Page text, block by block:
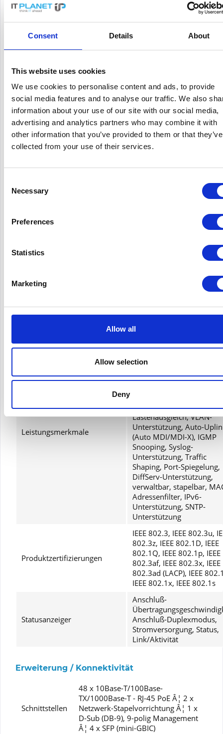
Consent Details About
This website uses cookies
We use cookies to personalise content and ads, to provide
social media features and to analyse our traffic. We also
information about your use of our site with our social media,
advertising and analytics partners who may combine it with
other information that you’ve provided to them or that they’ve
collected from your use of their services.
Selection
Necessary
Preferences
Statistics
Marketing
Allow all
Allow selection
Deny
x Höhe)
Gewicht
8.8 kg
Lokalisierung
Europa
Erweiterte Produktdetails
Allgemein
Gerätetyp
Switch - 48 Anschlüsse -
verwaltet - stapelbar
Art
Desktop 1U
Größe der MAC-
Remoteverwaltungsprotokoll
RMON 2, SNMP, RMON,
Telnet, SNMP 3, HTTP
Encryption Algorithm
SSL
Authentifizierungsmethode
Secure Shell v.2 (SSH2)
Leistungsmerkmale
Flusskontrolle, Vollduplex-
fähig, Routing, Layer 3
switching, IP-Steuerung,
DHCP Support, Auto-
Unterstützung, Trunking,
Lastenausgleich, VLAN-
Unterstützung, Auto-
(Auto MDI/MDI-X), IGMP
Snooping, Syslog-
Unterstützung, Traffic
Shaping, Port-Spiegelung,
DiffServ-Unterstützung,
verwaltbar, stapelbar,
Adressenfilter, IPv6-
Unterstützung, SNTP-
Unterstützung
Produktzertifizierungen
IEEE 802.3, IEEE 802.3u,
802.3z, IEEE 802.1D, IEEE
802.1Q, IEEE 802.1p, IEEE
802.3af, IEEE 802.3x, IEEE
802.3ad (LACP), IEEE
IEEE 802.1x, IEEE 802.1s
Statusanzeiger
Anschluß-
Anschluß-Duplexmodus,
Stromversorgung, Status,
Link/Aktivität
Erweiterung / Konnektivität
Schnittstellen
48 x 10Base-T/100Base-
TX/1000Base-T - RJ-45 PoE Â¦ 2 x
Netzwerk-Stapelvorrichtung Â¦ 1 x
D-Sub (DB-9), 9-polig Management
Â¦ 4 x SFP (mini-GBIC)